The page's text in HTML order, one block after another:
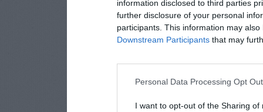
information disclosed to third parties
further disclosure of your personal
participants. This information may
Downstream Participants that may
Personal Data Processing Opt
I want to opt-out of the Sharing of